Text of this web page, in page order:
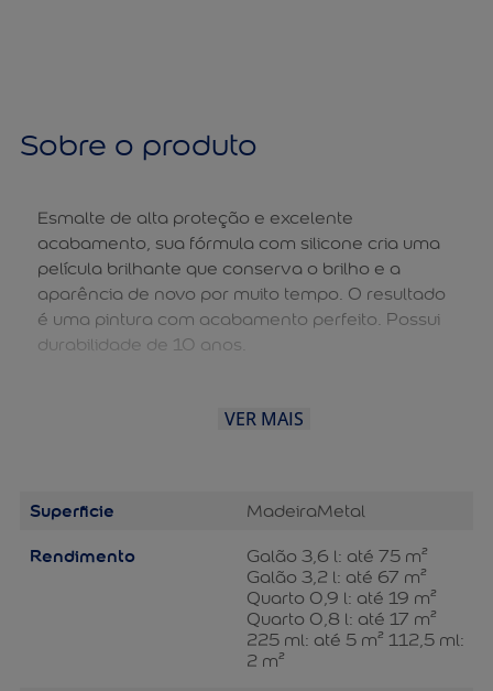
Sobre o produto
Esmalte de alta proteção e excelente
acabamento, sua fórmula com silicone cria uma
película brilhante que conserva o brilho e a
aparência de novo por muito tempo. O resultado
é uma pintura com acabamento perfeito. Possui
durabilidade de 10 anos.
VER MAIS
Superficie MadeiraMetal
Rendimento
Galão 3,6 l: até 75 m²
Galão 3,2 l: até 67 m²
Quarto 0,9 l: até 19 m²
Quarto 0,8 l: até 17 m²
225 ml: até 5 m² 112,5 ml:
2 m²